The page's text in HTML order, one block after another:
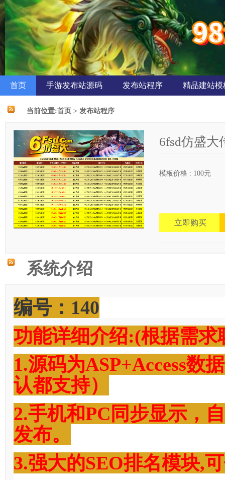
首页 手游发布站源码 发布站程序 精品建站模
当前位置:首页 > 发布站程序
6fsd仿盛大
模板价格 : 100元
立即购买
系统介绍
编号：140
功能详细介绍:(根据需求
1.源码为ASP+Access数
认都支持）
2.手机和PC同步显示，
发布。
3.强大的SEO排名模块,